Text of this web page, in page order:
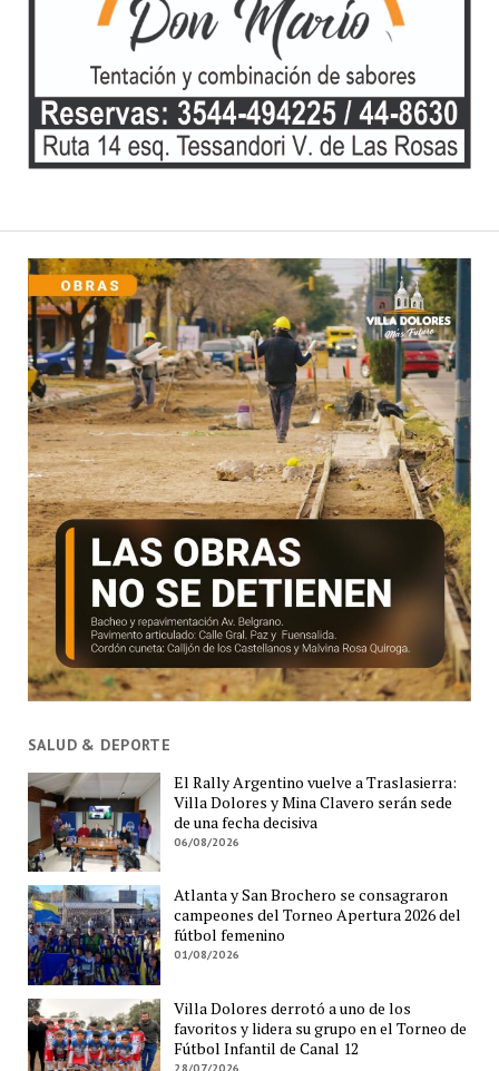
SALUD & DEPORTE
El Rally Argentino vuelve a Traslasierra:
Villa Dolores y Mina Clavero serán sede
de una fecha decisiva
06/08/2026
Atlanta y San Brochero se consagraron
campeones del Torneo Apertura 2026 del
fútbol femenino
01/08/2026
Villa Dolores derrotó a uno de los
favoritos y lidera su grupo en el Torneo de
Fútbol Infantil de Canal 12
28/07/2026